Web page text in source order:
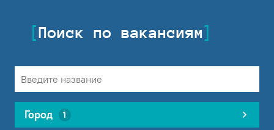
Поиск по вакансиям
Город 1